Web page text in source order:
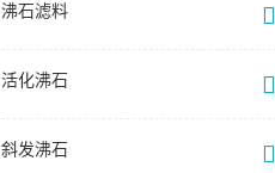
沸石滤料
活化沸石
斜发沸石